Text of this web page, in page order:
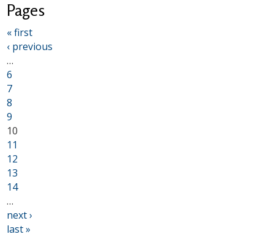
Pages
« first
‹ previous
…
6
7
8
9
10
11
12
13
14
…
next ›
last »